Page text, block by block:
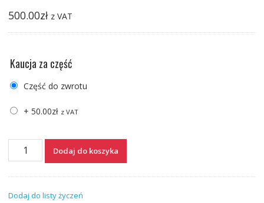
500.00zł z VAT
Kaucja za część
Część do zwrotu
+ 50.00zł z VAT
ilość
WTRYSKI
6
Dodaj do koszyka
Dodaj do listy życzeń